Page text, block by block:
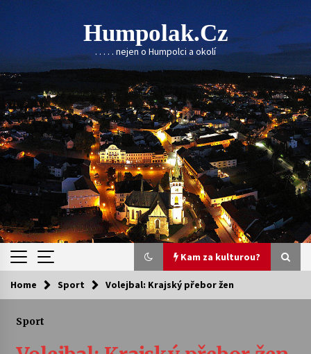
Skip
to
content
Humpolak.cz
. . . . . nejen o Humpolci a okolí
Kam za kulturou?
Kam za kulturou?
Sukuba Ensemble
Home Sport Volejbal: Krajský přebor žen
Sport